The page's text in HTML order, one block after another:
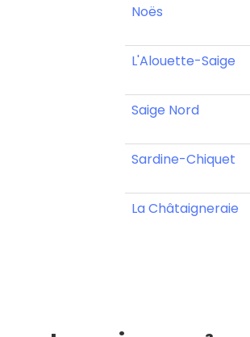
Noës
L'Alouette-Saige
Saige Nord
Sardine-Chiquet
La Châtaigneraie